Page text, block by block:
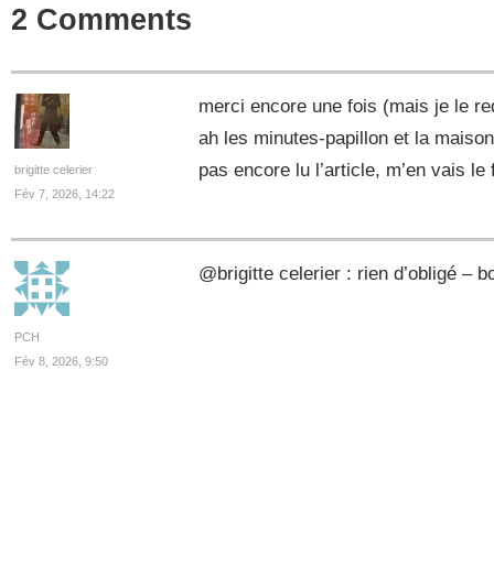
2 Comments
brigitte celerier
Fév 7, 2026, 14:22
merci encore une fois (mais je le
ah les minutes-papillon et la
pas encore lu l’article, m’en vais
PCH
Fév 8, 2026, 9:50
@brigitte celerier : rien d’obligé –